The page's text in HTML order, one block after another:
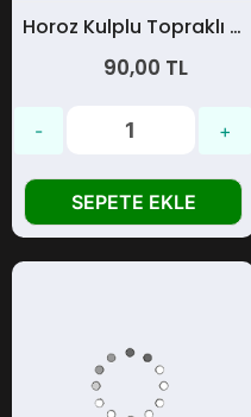
Horoz Kulplu Topraklı Erkek Fiş
90,00 TL
SEPETE EKLE